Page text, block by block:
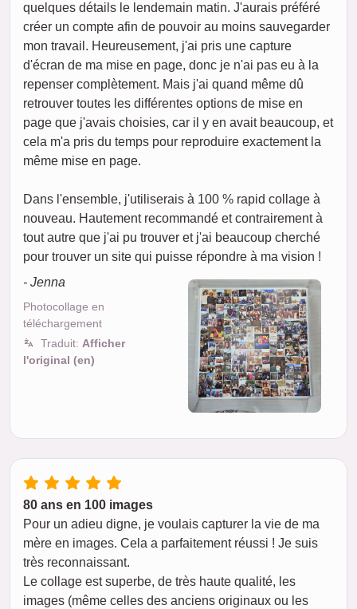
quelques détails le lendemain matin. J'aurais préféré
créer un compte afin de pouvoir au moins sauvegarder
mon travail. Heureusement, j'ai pris une capture
d'écran de ma mise en page, donc je n'ai pas eu à la
repenser complètement. Mais j'ai quand même dû
retrouver toutes les différentes options de mise en
page que j'avais choisies, car il y en avait beaucoup, et
cela m'a pris du temps pour reproduire exactement la
même mise en page.
Dans l'ensemble, j'utiliserais à 100 % rapid collage à
nouveau. Hautement recommandé et contrairement à
tout autre que j'ai pu trouver et j'ai beaucoup cherché
pour trouver un site qui puisse répondre à ma vision !
- Jenna
Photocollage en
téléchargement
Traduit: Afficher
l'original (en)
80 ans en 100 images
Pour un adieu digne, je voulais capturer la vie de ma
mère en images. Cela a parfaitement réussi ! Je suis
très reconnaissant.
Le collage est superbe, de très haute qualité, les
images (même celles des anciens originaux ou les